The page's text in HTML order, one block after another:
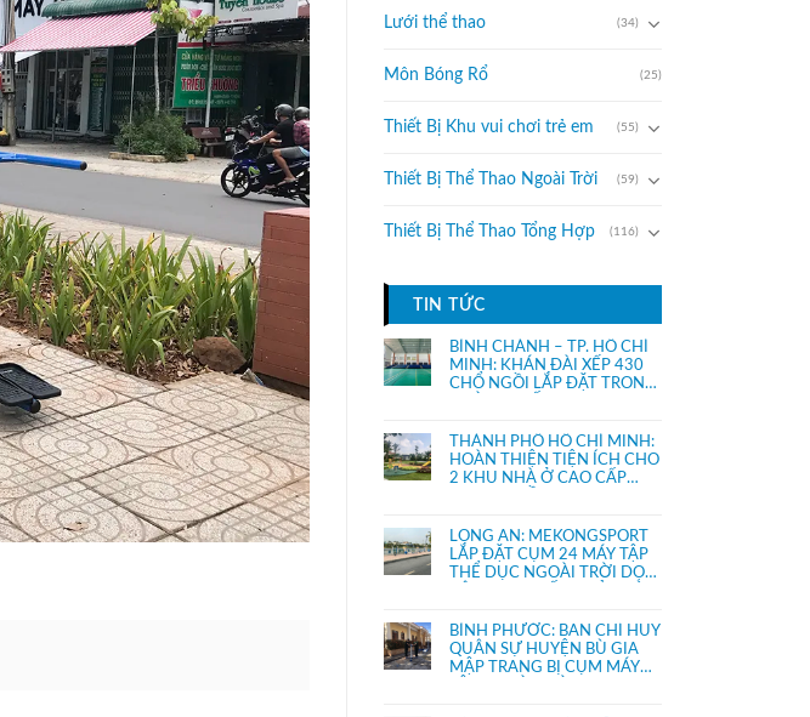
Lưới thể thao (34)
Môn Bóng Rổ (25)
Thiết Bị Khu vui chơi trẻ em (55)
Thiết Bị Thể Thao Ngoài Trời (59)
Thiết Bị Thể Thao Tổng Hợp (116)
TIN TỨC
BÌNH CHÁNH – TP. HỒ CHÍ
MINH: KHÁN ĐÀI XẾP 430
CHỔ NGỒI LẮP ĐẶT TRONG
THÀNH PHỐ HỒ CHÍ MINH:
HOÀN THIỆN TIỆN ÍCH CHO
2 KHU NHÀ Ở CAO CẤP
LONG AN: MEKONGSPORT
LẮP ĐẶT CỤM 24 MÁY TẬP
THỂ DỤC NGOÀI TRỜI DỌC
BÌNH PHƯỚC: BAN CHỈ HUY
QUÂN SỰ HUYỆN BÙ GIA
MẬP TRANG BỊ CỤM MÁY